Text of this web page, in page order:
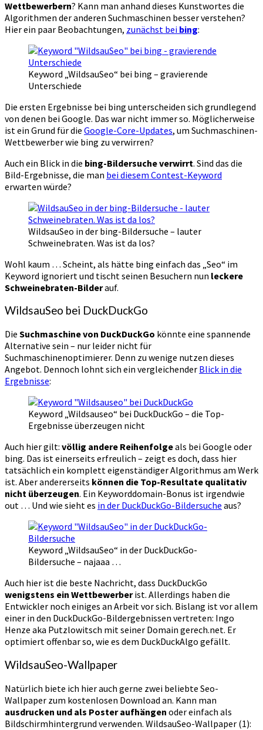
Wettbewerbern? Kann man anhand dieses Kunstwortes die
Algorithmen der anderen Suchmaschinen besser verstehen?
Hier ein paar Beobachtungen, zunächst bei bing:
Keyword „WildsauSeo“ bei bing – gravierende
Unterschiede
Die ersten Ergebnisse bei bing unterscheiden sich grundlegend
von denen bei Google. Das war nicht immer so. Möglicherweise
ist ein Grund für die Google-Core-Updates, um Suchmaschinen-
Wettbewerber wie bing zu verwirren?
Auch ein Blick in die bing-Bildersuche verwirrt. Sind das die
Bild-Ergebnisse, die man bei diesem Contest-Keyword
erwarten würde?
WildsauSeo in der bing-Bildersuche – lauter
Schweinebraten. Was ist da los?
Wohl kaum … Scheint, als hätte bing einfach das „Seo“ im
Keyword ignoriert und tischt seinen Besuchern nun leckere
Schweinebraten-Bilderauf.
WildsauSeo bei DuckDuckGo
Die Suchmaschine von DuckDuckGo könnte eine spannende
Alternative sein – nur leider nicht für
Suchmaschinenoptimierer. Denn zu wenige nutzen dieses
Angebot. Dennoch lohnt sich ein vergleichender Blick in die
Ergebnisse:
Keyword „Wildsauseo“ bei DuckDuckGo – die Top-
Ergebnisse überzeugen nicht
Auch hier gilt: völlig andere Reihenfolgeals bei Google oder
bing. Das ist einerseits erfreulich – zeigt es doch, dass hier
tatsächlich ein komplett eigenständiger Algorithmus am Werk
ist. Aber andererseits können die Top-Resultate qualitativ
nicht überzeugen. Ein Keyworddomain-Bonus ist irgendwie
out … Und wie sieht es in der DuckDuckGo-Bildersuche aus?
Keyword „WildsauSeo“ in der DuckDuckGo-
Bildersuche – najaaa …
Auch hier ist die beste Nachricht, dass DuckDuckGo
wenigstens ein Wettbewerberist. Allerdings haben die
Entwickler noch einiges an Arbeit vor sich. Bislang ist vor allem
einer in den DuckDuckGo-Bildergebnissen vertreten: Ingo
Henze aka Putzlowitsch mit seiner Domain gerech.net. Er
optimiert offenbar so, wie es dem DuckDuckAlgo gefällt.
WildsauSeo-Wallpaper
Natürlich biete ich hier auch gerne zwei beliebte Seo-
Wallpaper zum kostenlosen Download an. Kann man
ausdrucken und als Poster aufhängen oder einfach als
Bildschirmhintergrund verwenden. WildsauSeo-Wallpaper (1):